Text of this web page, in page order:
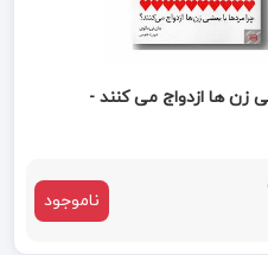
زن ها ازدواج می کنند -
ناموجود